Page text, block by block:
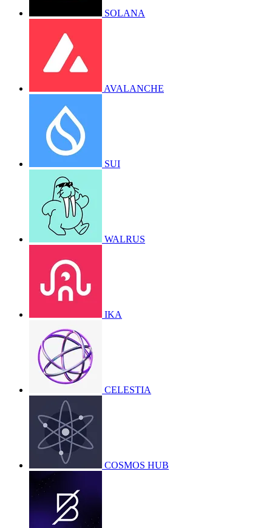
SOLANA
AVALANCHE
SUI
WALRUS
IKA
CELESTIA
COSMOS HUB